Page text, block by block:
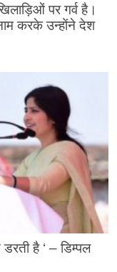
पर गर्व है।
करके उन्होंने देश
है ‘ – डिम्पल